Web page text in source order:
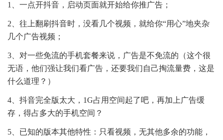
1、一点开抖音，启动页面就开始给你推广告；
2、往上翻刷抖音时，没看几个视频，就给你“用心”地夹杂
几个广告视频；
3、对一些免流的手机套餐来说，广告是不免流的（这个很
无语，他们强让我们看广告，还要我们自己掏流量费，这是
什么道理？）
4、抖音完全版太大，1G占用空间起了吧，再加上广告缓
存，得占多大的手机空间？
5、已知的版本其他特性：只看视频，无其他多余的功能，